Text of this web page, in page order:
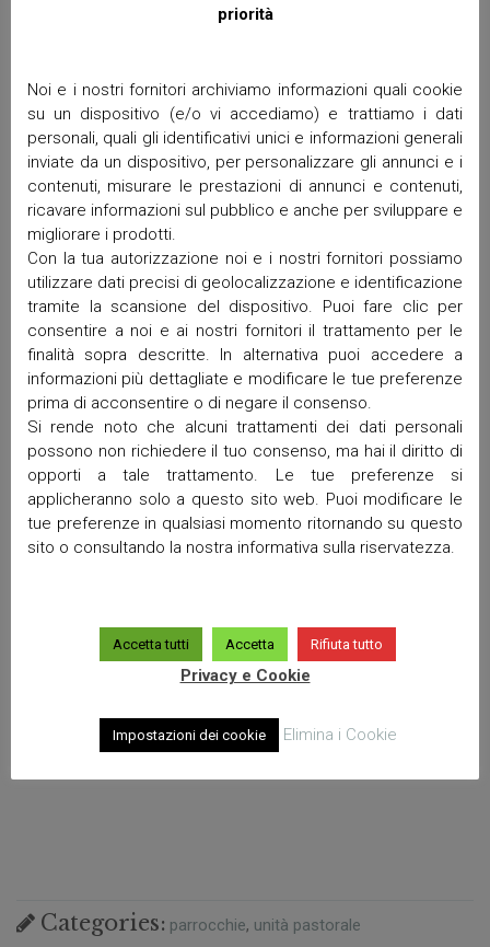
Categories: parrocchie unità pastorale
priorità
Noi e i nostri fornitori archiviamo informazioni quali cookie
su un dispositivo (e/o vi accediamo) e trattiamo i dati
personali, quali gli identificativi unici e informazioni generali
inviate da un dispositivo, per personalizzare gli annunci e i
contenuti, misurare le prestazioni di annunci e contenuti,
ricavare informazioni sul pubblico e anche per sviluppare e
migliorare i prodotti.
Con la tua autorizzazione noi e i nostri fornitori possiamo
utilizzare dati precisi di geolocalizzazione e identificazione
tramite la scansione del dispositivo. Puoi fare clic per
consentire a noi e ai nostri fornitori il trattamento per le
finalità sopra descritte. In alternativa puoi accedere a
informazioni più dettagliate e modificare le tue preferenze
prima di acconsentire o di negare il consenso.
Si rende noto che alcuni trattamenti dei dati personali
possono non richiedere il tuo consenso, ma hai il diritto di
opporti a tale trattamento. Le tue preferenze si
applicheranno solo a questo sito web. Puoi modificare le
tue preferenze in qualsiasi momento ritornando su questo
sito o consultando la nostra informativa sulla riservatezza.
Accetta tutti Accetta Rifiuta tutto
Privacy e Cookie
Impostazioni dei cookie Elimina i Cookie